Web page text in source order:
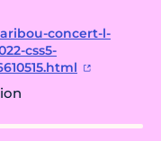
concert-l-
css5-